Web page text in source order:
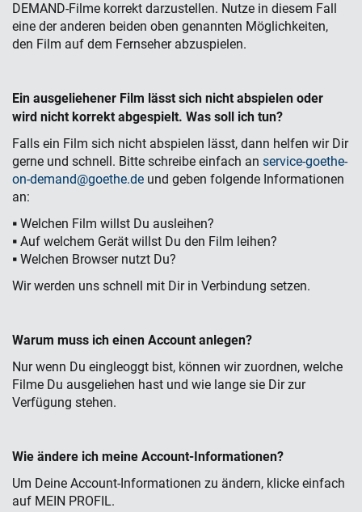
DEMAND-Filme korrekt darzustellen. Nutze in diesem Fall
eine der anderen beiden oben genannten Möglichkeiten,
den Film auf dem Fernseher abzuspielen.
Ein ausgeliehener Film lässt sich nicht abspielen oder
wird nicht korrekt abgespielt. Was soll ich tun?
Falls ein Film sich nicht abspielen lässt, dann helfen wir Dir
gerne und schnell. Bitte schreibe einfach an service-goethe-
on-demand@goethe.de und geben folgende Informationen
an:
▪ Welchen Film willst Du ausleihen?
▪ Auf welchem Gerät willst Du den Film leihen?
▪ Welchen Browser nutzt Du?
Wir werden uns schnell mit Dir in Verbindung setzen.
Warum muss ich einen Account anlegen?
Nur wenn Du eingleoggt bist, können wir zuordnen, welche
Filme Du ausgeliehen hast und wie lange sie Dir zur
Verfügung stehen.
Wieändere ich meine Account-Informationen?
Um Deine Account-Informationen zu ändern, klicke einfach
auf MEIN PROFIL.